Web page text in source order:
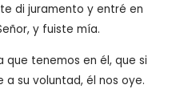
di juramento y entré en
y fuiste mía.
que tenemos en él, que si
su voluntad, él nos oye.